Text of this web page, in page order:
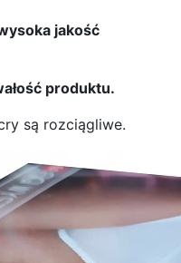
jakość
produktu.
są rozciągliwe.